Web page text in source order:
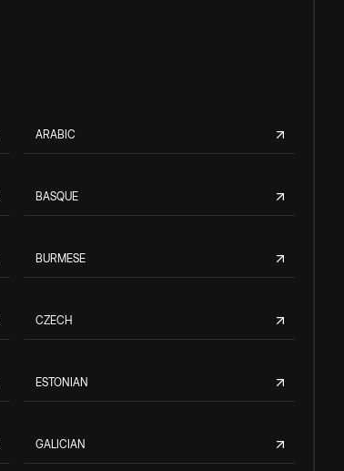
ARABIC
BASQUE
BURMESE
CZECH
ESTONIAN
GALICIAN